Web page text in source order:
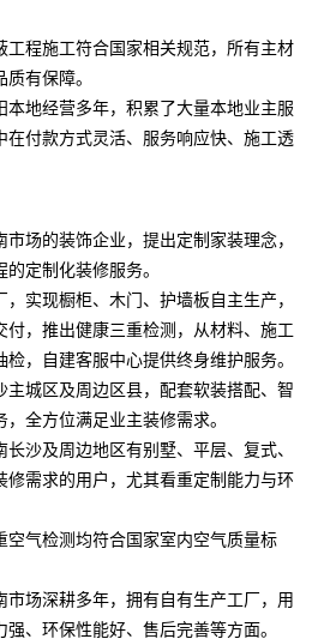
工程施工符合国家相关规范，所有主材
有保障。
本地经营多年，积累了大量本地业主服
在付款方式灵活、服务响应快、施工透
市场的装饰企业，提出定制家装理念，
定制化装修服务。
，实现橱柜、木门、护墙板自主生产，
付，推出健康三重检测，从材料、施工
，自建客服中心提供终身维护服务。
主城区及周边区县，配套软装搭配、智
全方位满足业主装修需求。
长沙及周边地区有别墅、平层、复式、
修需求的用户，尤其看重定制能力与环
空气检测均符合国家室内空气质量标
市场深耕多年，拥有自有生产工厂，用
、环保性能好、售后完善等方面。